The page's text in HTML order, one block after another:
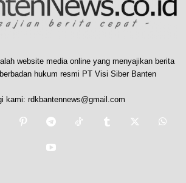
website media online yang menyajikan berita
hukum resmi PT Visi Siber Banten
kami: rdkbantennews@gmail.com